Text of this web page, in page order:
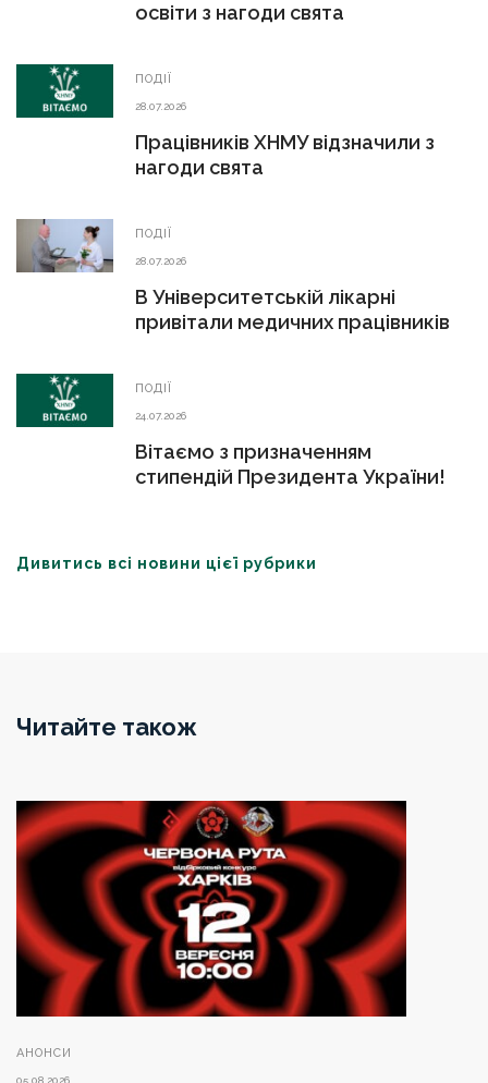
освіти з нагоди свята
ПОДІЇ
28.07.2026
Працівників ХНМУ відзначили з
нагоди свята
ПОДІЇ
28.07.2026
В Університетській лікарні
привітали медичних працівників
ПОДІЇ
24.07.2026
Вітаємо з призначенням
стипендій Президента України!
Дивитись всі новини цієї рубрики
Читайте також
АНОНСИ
05.08.2026